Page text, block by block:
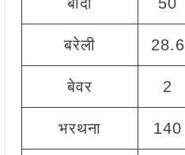
बरेली 28.6
बेवर 2
भरथना 140